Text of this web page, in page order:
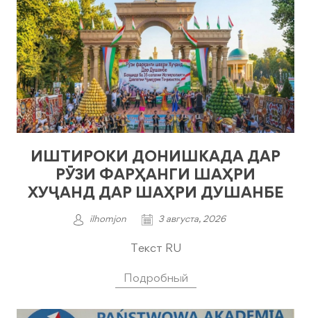
ИШТИРОКИ ДОНИШКАДА ДАР
РӮЗИ ФАРҲАНГИ ШАҲРИ
ХУҶАНД ДАР ШАҲРИ ДУШАНБЕ
ilhomjon 3 августа, 2026
Текст RU
Подробный